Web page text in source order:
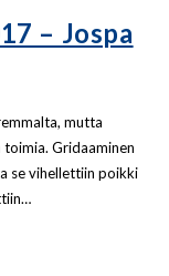
– Jospa
mutta
Gridaaminen
se vihellettiin poikki